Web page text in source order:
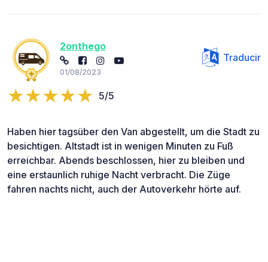
2onthego
01/08/2023
Traducir
5/5
Haben hier tagsüber den Van abgestellt, um die Stadt zu
besichtigen. Altstadt ist in wenigen Minuten zu Fuß
erreichbar. Abends beschlossen, hier zu bleiben und
eine erstaunlich ruhige Nacht verbracht. Die Züge
fahren nachts nicht, auch der Autoverkehr hörte auf.